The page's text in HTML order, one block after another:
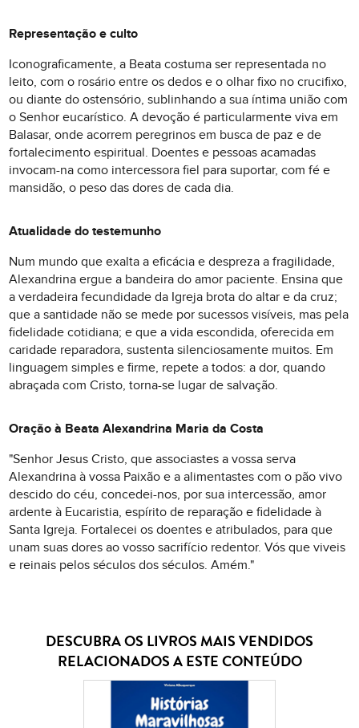
Representação e culto
Iconograficamente, a Beata costuma ser representada no
leito, com o rosário entre os dedos e o olhar fixo no crucifixo,
ou diante do ostensório, sublinhando a sua íntima união com
o Senhor eucarístico. A devoção é particularmente viva em
Balasar, onde acorrem peregrinos em busca de paz e de
fortalecimento espiritual. Doentes e pessoas acamadas
invocam-na como intercessora fiel para suportar, com fé e
mansidão, o peso das dores de cada dia.
Atualidade do testemunho
Num mundo que exalta a eficácia e despreza a fragilidade,
Alexandrina ergue a bandeira do amor paciente. Ensina que
a verdadeira fecundidade da Igreja brota do altar e da cruz;
que a santidade não se mede por sucessos visíveis, mas pela
fidelidade cotidiana; e que a vida escondida, oferecida em
caridade reparadora, sustenta silenciosamente muitos. Em
linguagem simples e firme, repete a todos: a dor, quando
abraçada com Cristo, torna-se lugar de salvação.
Oração à Beata Alexandrina Maria da Costa
"Senhor Jesus Cristo, que associastes a vossa serva
Alexandrina à vossa Paixão e a alimentastes com o pão vivo
descido do céu, concedei-nos, por sua intercessão, amor
ardente à Eucaristia, espírito de reparação e fidelidade à
Santa Igreja. Fortalecei os doentes e atribulados, para que
unam suas dores ao vosso sacrifício redentor. Vós que viveis
e reinais pelos séculos dos séculos. Amém."
DESCUBRA OS LIVROS MAIS VENDIDOS
RELACIONADOS A ESTE CONTEÚDO